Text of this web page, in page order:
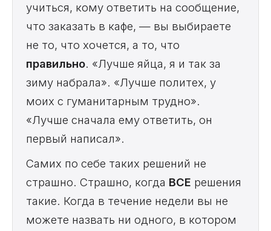
учиться, кому ответить на сообщение,
что заказать в кафе, — вы выбираете
не то, что хочется, а то, что
правильно. «Лучше яйца, я и так за
зиму набрала». «Лучше политех, у
моих с гуманитарным трудно».
«Лучше сначала ему ответить, он
первый написал».
Самих по себе таких решений не
страшно. Страшно, когда ВСЕ решения
такие. Когда в течение недели вы не
можете назвать ни одного, в котором